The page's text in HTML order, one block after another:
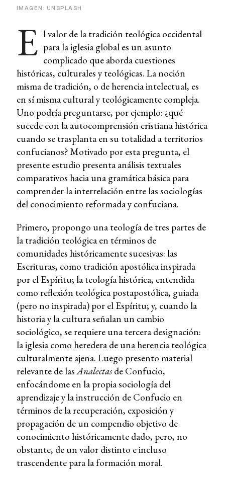
IMAGEN: UNSPLASH
E l valor de la tradición teológica occidental
para la iglesia global es un asunto
complicado que aborda cuestiones
históricas, culturales y teológicas. La noción
misma de tradición, o de herencia intelectual, es
en sí misma cultural y teológicamente compleja.
Uno podría preguntarse, por ejemplo: ¿qué
sucede con la autocomprensión cristiana histórica
cuando se trasplanta en su totalidad a territorios
confucianos? Motivado por esta pregunta, el
presente estudio presenta análisis textuales
comparativos hacia una gramática básica para
comprender la interrelación entre las sociologías
del conocimiento reformada y confuciana.
Primero, propongo una teología de tres partes de
la tradición teológica en términos de
comunidades históricamente sucesivas: las
Escrituras, como tradición apostólica inspirada
por el Espíritu; la teología histórica, entendida
como reflexión teológica postapostólica, guiada
(pero no inspirada) por el Espíritu; y, cuando la
historia y la cultura señalan un cambio
sociológico, se requiere una tercera designación:
la iglesia como heredera de una herencia teológica
culturalmente ajena. Luego presento material
relevante de lasAnalectasde Confucio,
enfocándome en la propia sociología del
aprendizaje y la instrucción de Confucio en
términos de la recuperación, exposición y
propagación de un compendio objetivo de
conocimiento históricamente dado, pero, no
obstante, de un valor distinto e incluso
trascendente para la formación moral.